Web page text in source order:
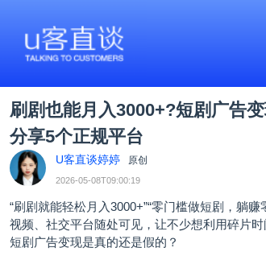
刷剧也能月入3000+?短剧广告
分享5个正规平台
U客直谈婷婷 原创
2026-05-08T09:00:19
“刷剧就能轻松月入3000+”“零门槛做短剧，躺
视频、社交平台随处可见，让不少想利用碎片
短剧广告变现是真的还是假的？